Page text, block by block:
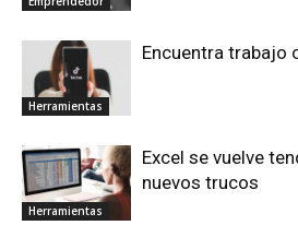
Herramientas
Encuentra trabajo
Herramientas
Excel se vuelve
nuevos trucos